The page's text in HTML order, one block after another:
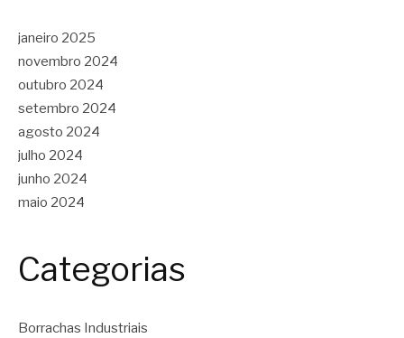
janeiro 2025
novembro 2024
outubro 2024
setembro 2024
agosto 2024
julho 2024
junho 2024
maio 2024
Categorias
Borrachas Industriais